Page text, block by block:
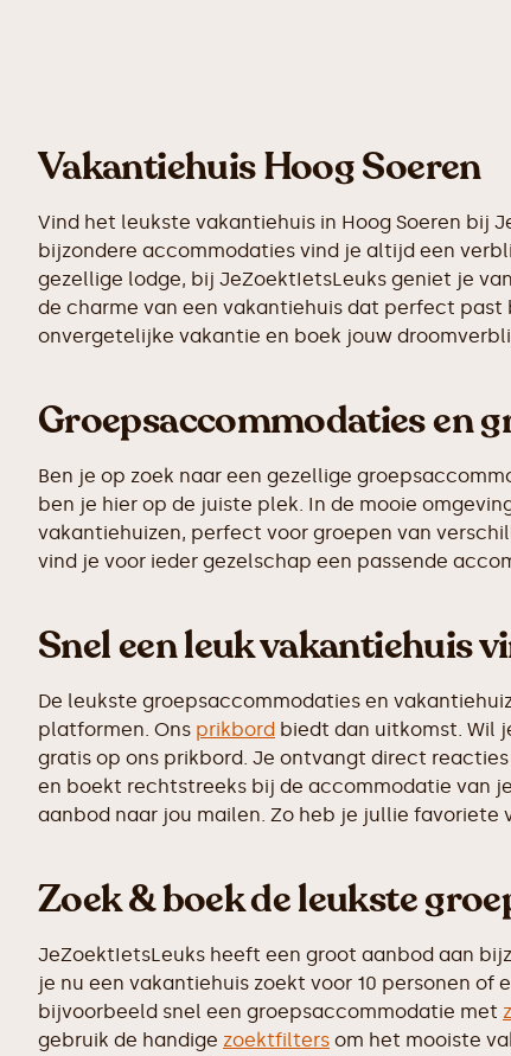
Vakantiehuis Hoog Soeren
Vind het leukste vakantiehuis in Hoog Soeren bij
bijzondere accommodaties vind je altijd een
gezellige lodge, bij JeZoektIetsLeuks geniet je
de charme van een vakantiehuis dat perfect
onvergetelijke vakantie en boek jouw
Groepsaccommodaties en
Ben je op zoek naar een gezellige
ben je hier op de juiste plek. In de mooie
vakantiehuizen, perfect voor groepen van
vind je voor ieder gezelschap een passende
Snel een leuk vakantiehuis
De leukste groepsaccommodaties en
platformen. Ons prikbord biedt dan uitkomst. Wil
gratis op ons prikbord. Je ontvangt direct
en boekt rechtstreeks bij de accommodatie van
aanbod naar jou mailen. Zo heb je jullie favoriete
Zoek & boek de leukste
JeZoektIetsLeuks heeft een groot aanbod aan
je nu een vakantiehuis zoekt voor 10 personen of
bijvoorbeeld snel een groepsaccommodatie met
gebruik de handige zoektfilters om het mooiste